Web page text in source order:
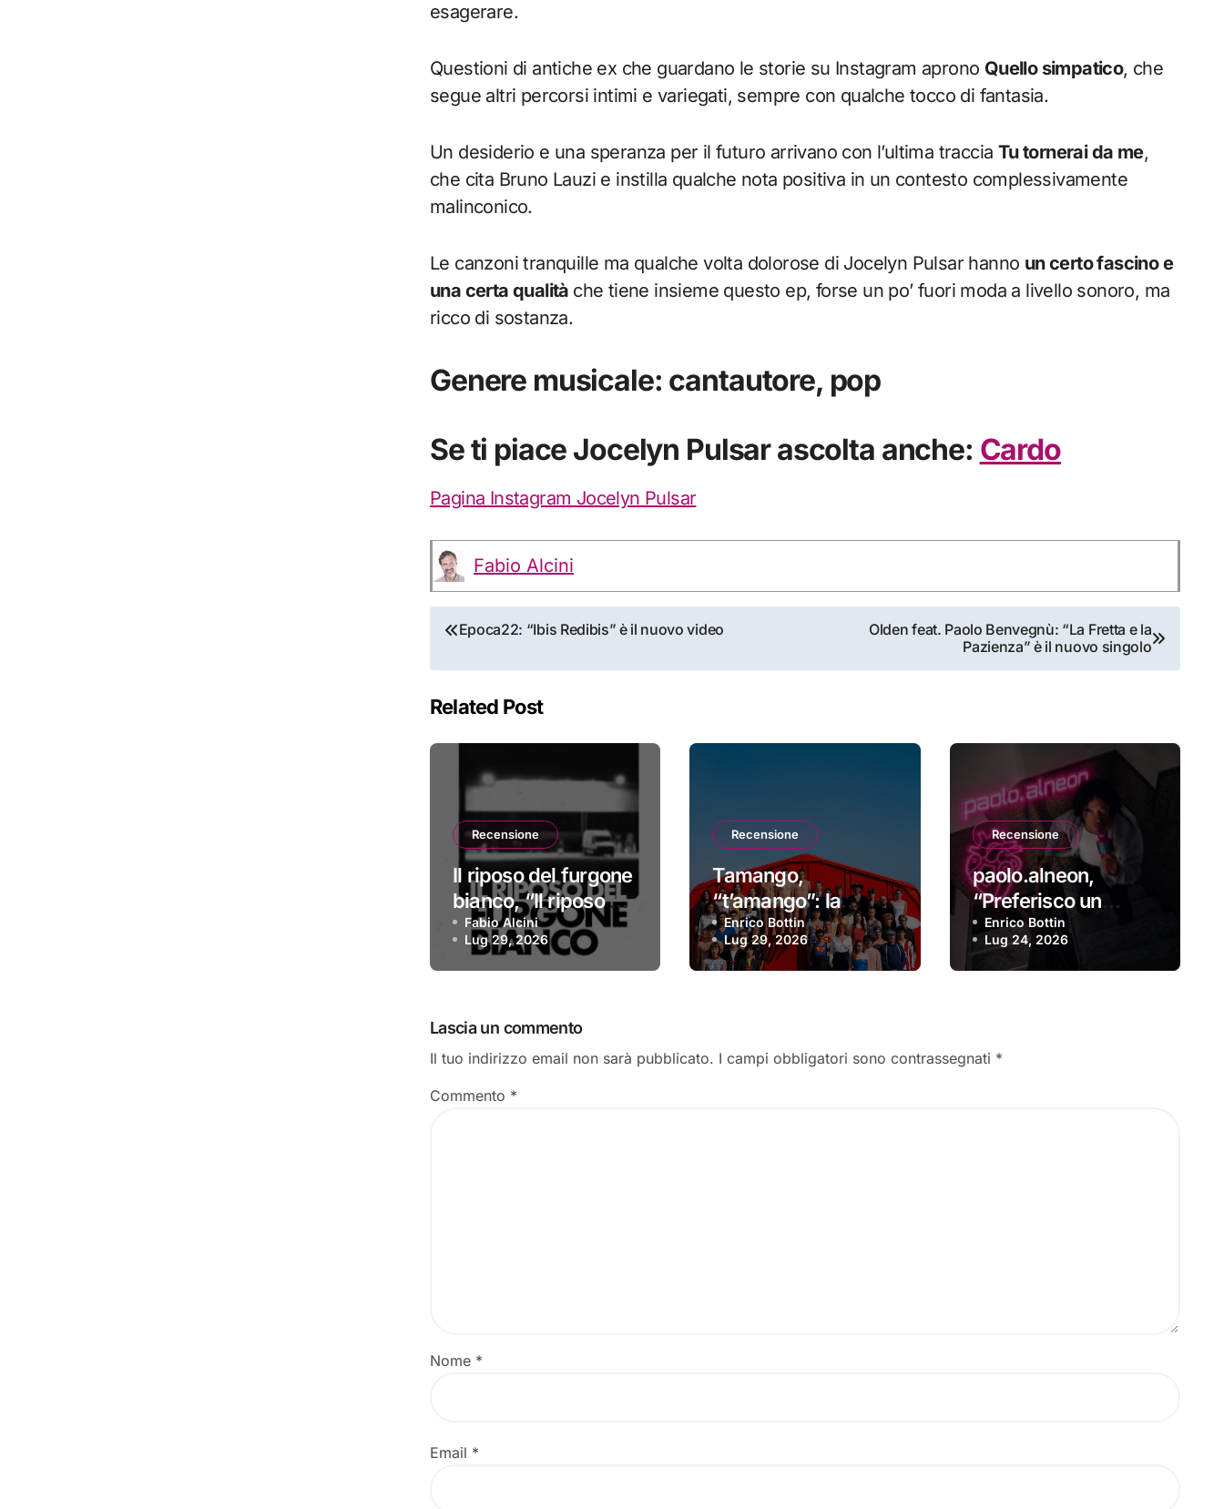
esagerare.
Questioni di antiche ex che guardano le storie su Instagram aprono Quello simpatico, che
segue altri percorsi intimi e variegati, sempre con qualche tocco di fantasia.
Un desiderio e una speranza per il futuro arrivano con l’ultima traccia Tu tornerai da me,
che cita Bruno Lauzi e instilla qualche nota positiva in un contesto complessivamente
malinconico.
Le canzoni tranquille ma qualche volta dolorose di Jocelyn Pulsar hanno un certo fascino e
una certa qualità che tiene insieme questo ep, forse un po’ fuori moda a livello sonoro, ma
ricco di sostanza.
Genere musicale: cantautore, pop
Se ti piace Jocelyn Pulsar ascolta anche: Cardo
Pagina Instagram Jocelyn Pulsar
Fabio Alcini
Navigazione
articoli
Epoca22: “Ibis Redibis” è il nuovo video
Olden feat. Paolo Benvegnù: “La Fretta e la
Pazienza” è il nuovo singolo
Related Post
Recensione
Il riposo del furgone
bianco, “Il riposo del
furgone bianco”: la
recensione
Fabio Alcini
Lug 29, 2026
Recensione
Tamango,
“t’amango”: la
recensione
Enrico Bottin
Lug 29, 2026
Recensione
paolo.alneon,
“Preferisco un
cuore robotico”: la
recensione
Enrico Bottin
Lug 24, 2026
Lascia un commento
Il tuo indirizzo email non sarà pubblicato. I campi obbligatori sono contrassegnati *
Commento *
Nome *
Email *